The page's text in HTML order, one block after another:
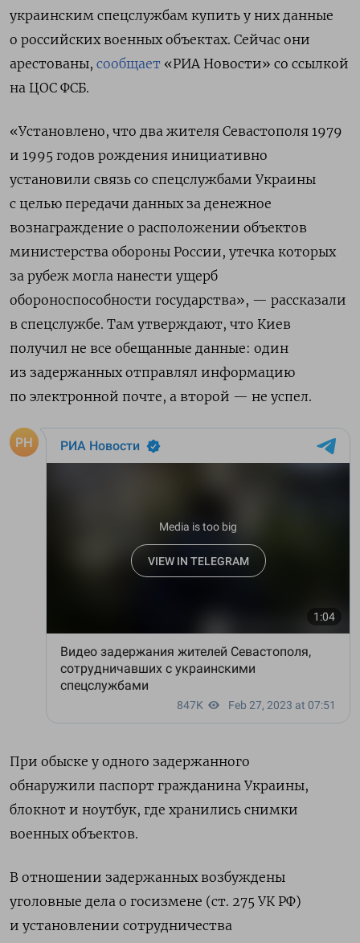
украинским спецслужбам купить у них данные
о российских военных объектах. Сейчас они
арестованы, сообщает «РИА Новости» со ссылкой
на ЦОС ФСБ.
«Установлено, что два жителя Севастополя 1979
и 1995 годов рождения инициативно
установили связь со спецслужбами Украины
с целью передачи данных за денежное
вознаграждение о расположении объектов
министерства обороны России, утечка которых
за рубеж могла нанести ущерб
обороноспособности государства», — рассказали
в спецслужбе. Там утверждают, что Киев
получил не все обещанные данные: один
из задержанных отправлял информацию
по электронной почте, а второй — не успел.
При обыске у одного задержанного
обнаружили паспорт гражданина Украины,
блокнот и ноутбук, где хранились снимки
военных объектов.
В отношении задержанных возбуждены
уголовные дела о госизмене (ст. 275 УК РФ)
и установлении сотрудничества